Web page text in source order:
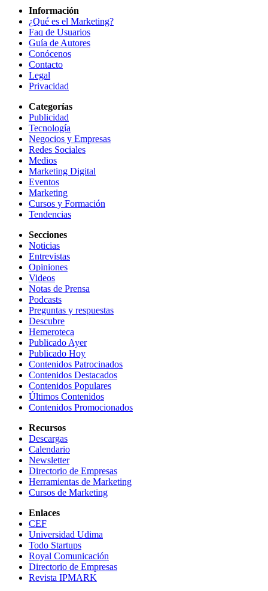
Información
¿Qué es el Marketing?
Faq de Usuarios
Guía de Autores
Conócenos
Contacto
Legal
Privacidad
Categorías
Publicidad
Tecnología
Negocios y Empresas
Redes Sociales
Medios
Marketing Digital
Eventos
Marketing
Cursos y Formación
Tendencias
Secciones
Noticias
Entrevistas
Opiniones
Videos
Notas de Prensa
Podcasts
Preguntas y respuestas
Descubre
Hemeroteca
Publicado Ayer
Publicado Hoy
Contenidos Patrocinados
Contenidos Destacados
Contenidos Populares
Últimos Contenidos
Contenidos Promocionados
Recursos
Descargas
Calendario
Newsletter
Directorio de Empresas
Herramientas de Marketing
Cursos de Marketing
Enlaces
CEF
Universidad Udima
Todo Startups
Royal Comunicación
Directorio de Empresas
Revista IPMARK